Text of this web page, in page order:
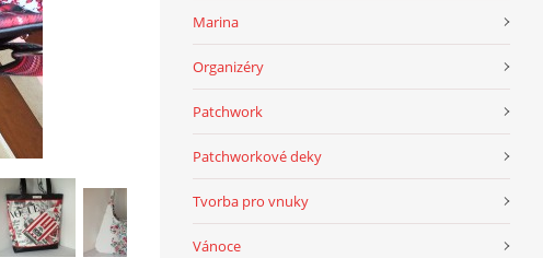
Marina
Organizéry
Patchwork
Patchworkové deky
Tvorba pro vnuky
Vánoce